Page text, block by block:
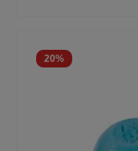
20%